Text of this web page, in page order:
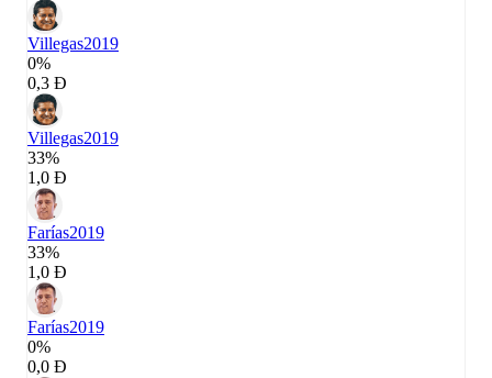
Villegas2019
0%
0,3 Đ
Villegas2019
33%
1,0 Đ
Farías2019
33%
1,0 Đ
Farías2019
0%
0,0 Đ